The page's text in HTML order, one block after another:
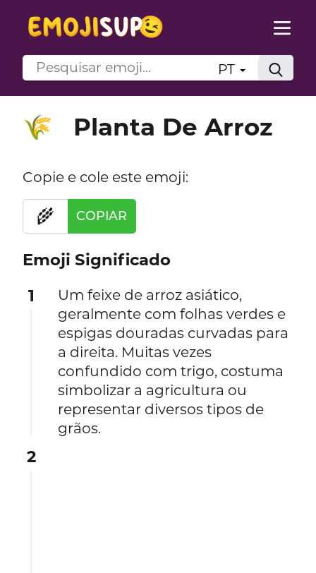
PT
🌾 Planta De Arroz
Copie e cole este emoji:
🌾 COPIAR
Emoji Significado
1
Um feixe de arroz asiático,
geralmente com folhas verdes e
espigas douradas curvadas para
a direita. Muitas vezes
confundido com trigo, costuma
simbolizar a agricultura ou
representar diversos tipos de
grãos.
2